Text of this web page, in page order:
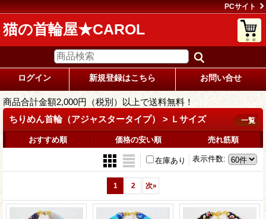
PCサイト
猫の首輪屋★CAROL
ログイン 新規登録はこちら お問い合せ
商品合計金額2,000円（税別）以上で送料無料！
ちりめん首輪（アジャスタータイプ） > Ｌサイズ
一覧
おすすめ順 価格の安い順 売れ筋順
表示件数:
在庫あり
1 2 次»